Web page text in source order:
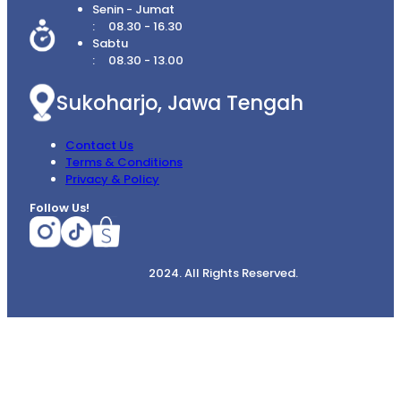
Senin - Jumat
08.30 - 16.30
Sabtu
08.30 - 13.00
Sukoharjo, Jawa Tengah
Contact Us
Terms & Conditions
Privacy & Policy
Follow Us!
2024. All Rights Reserved.